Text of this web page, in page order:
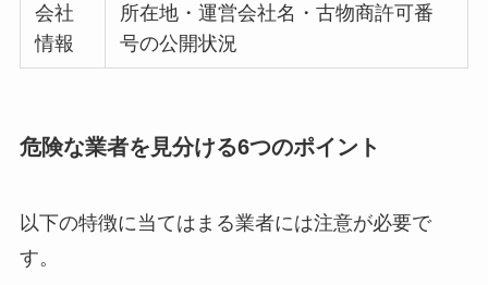
会社
情報
所在地・運営会社名・古物商許可番
号の公開状況
危険な業者を見分ける6つのポイント
以下の特徴に当てはまる業者には注意が必要で
す。